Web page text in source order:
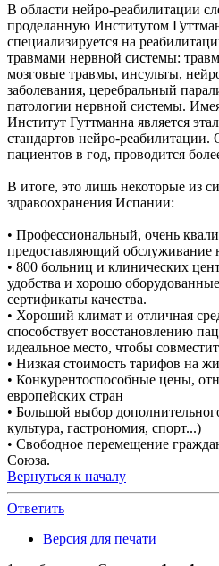
В области нейро-реабилитации
проделанную Институтом
специализируется на
травмами нервной системы:
мозговые травмы, инсульты,
заболевания, церебральный
патологии нервной системы.
Институт Гуттманна является
стандартов нейро-реабилитации.
пациентов в год, проводится
В итоге, это лишь некоторые из
здравоохранения Испании:
• Профессиональный, очень
предоставляющий обслуживание
• 800 больниц и клинических
удобства и хорошо
сертификаты качества.
• Хороший климат и отличная
способствует восстановлению
идеальное место, чтобы
• Низкая стоимость тарифов на
• Конкурентоспособные цены,
европейских стран
• Большой выбор
культура, гастрономия, спорт...)
• Свободное перемещение
Союза.
Вернуться к началу
Ответить
Версия для печати